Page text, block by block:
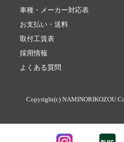
車種・メーカー対応表
お支払い・送料
取付工賃表
採用情報
よくある質問
Copyright(c) NAMINORIKOZOU